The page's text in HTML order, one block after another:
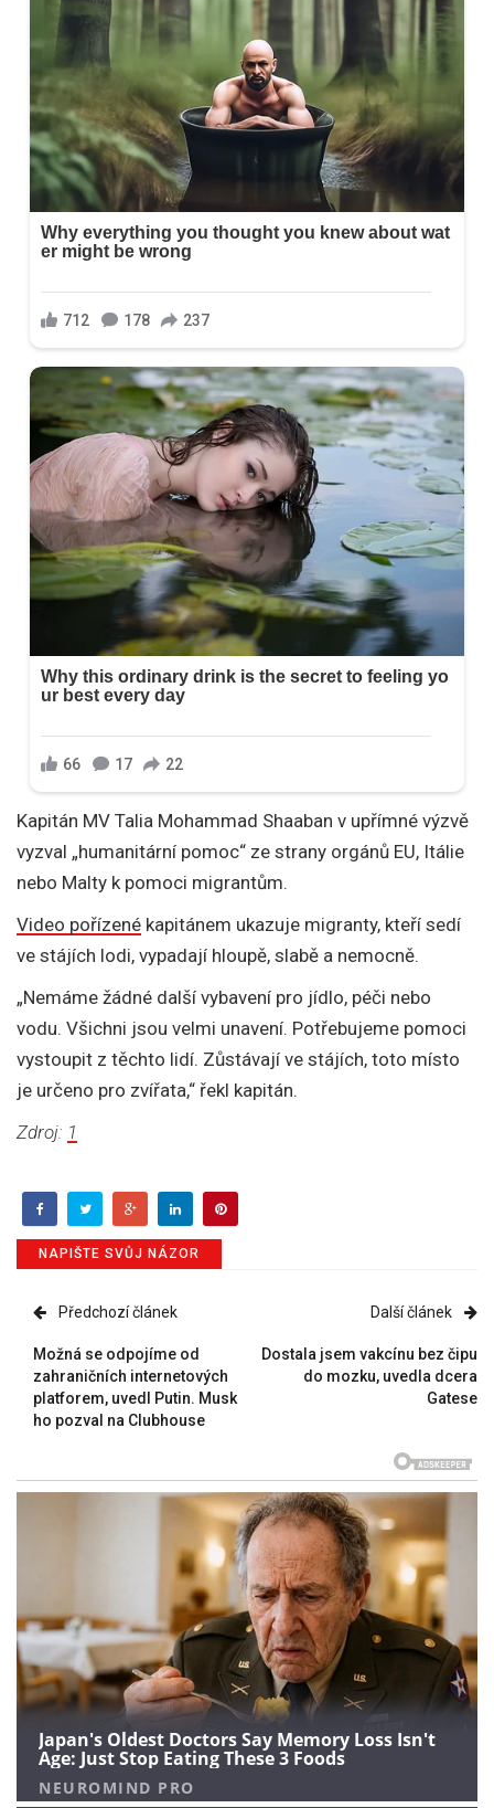
Kapitán MV Talia Mohammad Shaaban v upřímné výzvě
vyzval „humanitární pomoc“ ze strany orgánů EU, Itálie
nebo Malty k pomoci migrantům.
Video pořízené kapitánem ukazuje migranty, kteří sedí
ve stájích lodi, vypadají hloupě, slabě a nemocně.
„Nemáme žádné další vybavení pro jídlo, péči nebo
vodu. Všichni jsou velmi unavení. Potřebujeme pomoci
vystoupit z těchto lidí. Zůstávají ve stájích, toto místo
je určeno pro zvířata,“ řekl kapitán.
Zdroj: 1
NAPIŠTE SVŮJ NÁZOR
Předchozí článek
Možná se odpojíme od
zahraničních internetových
platforem, uvedl Putin. Musk
ho pozval na Clubhouse
Další článek
Dostala jsem vakcínu bez čipu
do mozku, uvedla dcera
Gatese